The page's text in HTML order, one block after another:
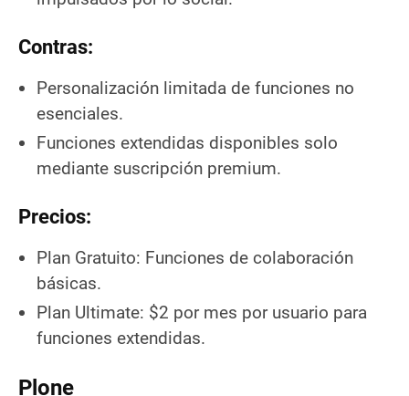
Contras:
Personalización limitada de funciones no
esenciales.
Funciones extendidas disponibles solo
mediante suscripción premium.
Precios:
Plan Gratuito: Funciones de colaboración
básicas.
Plan Ultimate: $2 por mes por usuario para
funciones extendidas.
Plone